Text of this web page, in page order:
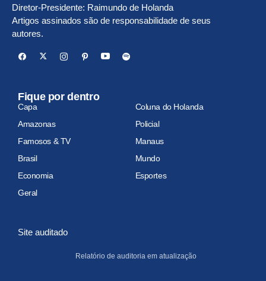
Diretor-Presidente: Raimundo de Holanda
Artigos assinados são de responsabilidade de seus
autores.
Fique por dentro
Capa
Coluna do Holanda
Amazonas
Policial
Famosos & TV
Manaus
Brasil
Mundo
Economia
Esportes
Geral
Site auditado
Relatório de auditoria em atualização